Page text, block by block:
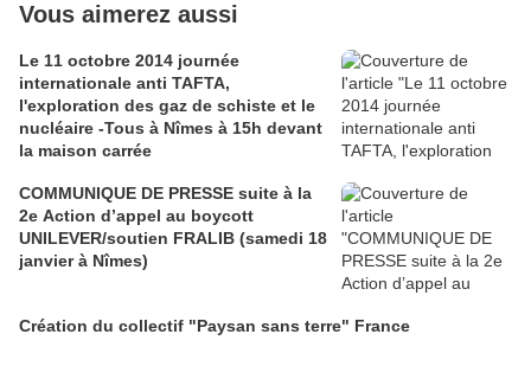
Vous aimerez aussi
Le 11 octobre 2014 journée
internationale anti TAFTA,
l'exploration des gaz de schiste et le
nucléaire -Tous à Nîmes à 15h devant
la maison carrée
COMMUNIQUE DE PRESSE suite à la
2e Action d’appel au boycott
UNILEVER/soutien FRALIB (samedi 18
janvier à Nîmes)
Création du collectif "Paysan sans terre" France